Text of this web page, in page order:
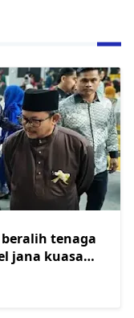
tenaga
jana kuasa